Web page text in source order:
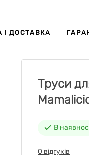
І ДОСТАВКА
Труси
В
0 відгуків